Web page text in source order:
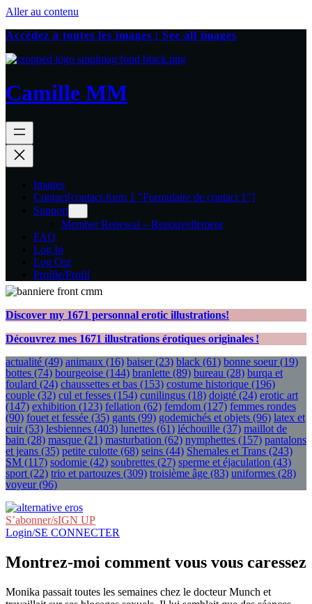
Aller au contenu
Accédez à toutes les images | See all images
Camille MM
Images
Contact[contact-form 1 "Formulaire de contact 1"]
Support
Member Renewal – Renouvellement
FAQ
Log In
Log Out
Profile/Profil
Discover my 1671 personnal erotic illustrations!
Découvrez mes 1671 illustrations érotiques originales !
actualité (49) animaux (16) baiser(23) black (61) bonne soeur(19)
bottes (74) bourgeoise (144) branlette (89) bureau (28) burqa et
foulard (24) chaussettes et bas (153) costume historique (196)
couple (32) cul et fesses (154) cunilingus (18) doigté (24) erotic art
(147) exhibition (123) fellation (62) femdom (127) femmes rondes
(90) fouet et fessée (35) gants (99) godemichés et objets (96) latex et
cuir(53) lesbiennes (403) lunettes (61) léchouille (37) maillot de
bain (28) masque (21) masturbation (62) nymphettes (157) pantalons
et jeans (35) petite culotte (68) seins (44) Shemales et Trans (243)
SM (117) sodomie (42) soubrettes (27) sperme et éjaculation (43)
sport (22) trio et partouzes (309) troisième âge (83) uniformes (28)
voyeur(96)
S’abonner/sIGN UP
Login/SE CONNECTER
Montrez-moi comment vous vous caressez
Monika passait toutes les semaines chez le docteur Munch et